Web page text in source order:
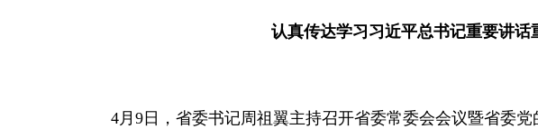
认真传达学习习近平总书记重要讲
4月9日，省委书记周祖翼主持召开省委常委会会议暨省委党